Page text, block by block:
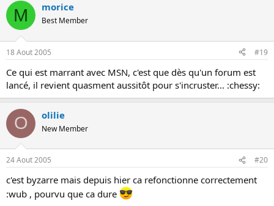
M morice
Best Member
18 Aout 2005 #19
Ce qui est marrant avec MSN, c'est que dès qu'un forum est
lancé, il revient quasment aussitôt pour s'incruster... :chessy:
O olilie
New Member
24 Aout 2005 #20
c'est byzarre mais depuis hier ca refonctionne correctement
:wub , pourvu que ca dure